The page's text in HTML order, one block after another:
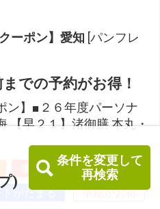
)
条件を変更して
再検索
ーポン】愛知 [パンフレ
までの予約がお得！
ン】■２６年度パーソナ
【早２１】渚御膳 本丸・
事前払い
がたまる
早期がお得